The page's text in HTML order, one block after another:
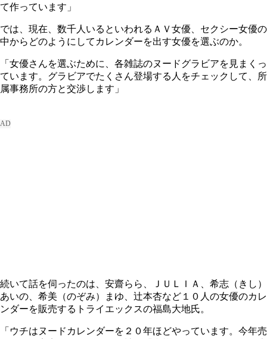
て作っています」
では、現在、数千人いるといわれるＡＶ女優、セクシー女優の
中からどのようにしてカレンダーを出す女優を選ぶのか。
「女優さんを選ぶために、各雑誌のヌードグラビアを見まくっ
ています。グラビアでたくさん登場する人をチェックして、所
属事務所の方と交渉します」
続いて話を伺ったのは、安齋らら、ＪＵＬＩＡ、希志（きし）
あいの、希美（のぞみ）まゆ、辻本杏など１０人の女優のカレ
ンダーを販売するトライエックスの福島大地氏。
「ウチはヌードカレンダーを２０年ほどやっています。今年売